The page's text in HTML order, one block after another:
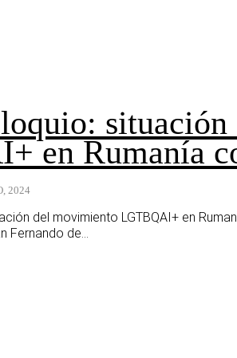
en Rumanía
2024
del movimiento LGTBQAI+ en
Fernando de...